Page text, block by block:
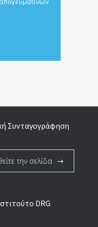
Συνταγογράφηση
την σελίδα
DRG